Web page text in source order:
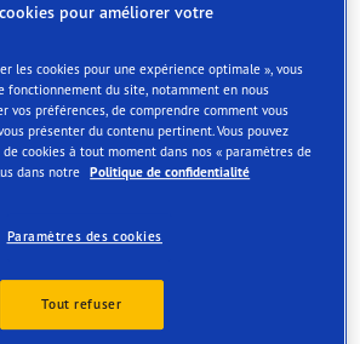
pour améliorer votre
les cookies pour une expérience optimale », vous
fonctionnement du site, notamment en nous
vos préférences, de comprendre comment vous
présenter du contenu pertinent. Vous pouvez
cookies à tout moment dans nos « paramètres de
dans notre Politique de confidentialité
Paramètres des cookies
Tout refuser